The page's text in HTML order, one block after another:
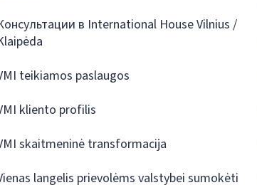
в International House Vilnius /
teikiamos paslaugos
kliento profilis
skaitmeninė transformacija
langelis prievolėms valstybei sumokėti